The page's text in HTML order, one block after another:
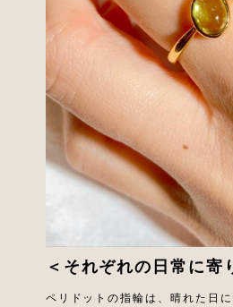
＜それぞれの日常に寄
ペリドットの指輪は、晴れた日に